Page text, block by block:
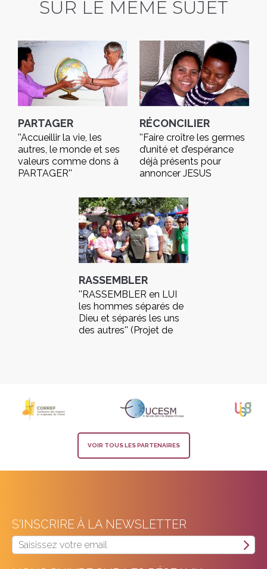
SUR LE MÊME SUJET
PARTAGER
''Accueillir la vie, les
autres, le monde et ses
valeurs comme dons à
PARTAGER''
RÉCONCILIER
''Faire croître les germes
d’unité et d’espérance
déjà présents pour
annoncer JESUS
RECONCILIATION ''
(Projet de vie)
RASSEMBLER
''RASSEMBLER en LUI
les hommes séparés de
Dieu et séparés les uns
des autres'' (Projet de
VOIR TOUS LES PARTENAIRES
S'INSCRIRE À LA NEWSLETTER